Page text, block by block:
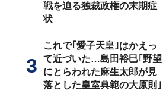
戦を迫る独裁政権の末期症
状
これで｢愛子天皇｣はかえっ
て近づいた…島田裕巳｢野望
にとらわれた麻生太郎が見
落とした皇室典範の大原則｣